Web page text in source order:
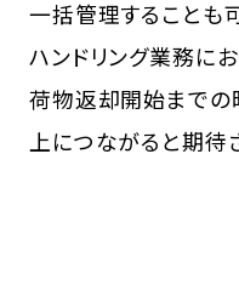
一括管理することも
ハンドリング業務に
荷物返却開始までの
上につながると期待